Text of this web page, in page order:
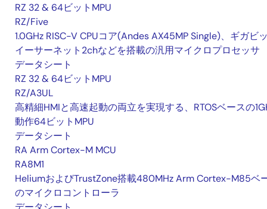
RZ 32 & 64ビットMPU
RZ/Five
1.0GHz RISC-V CPUコア(Andes AX45MP Single)、ギガビ
イーサーネット2chなどを搭載の汎用マイクロプロセッサ
データシート
RZ 32 & 64ビットMPU
RZ/A3UL
高精細HMIと高速起動の両立を実現する、RTOSベースの
動作64ビットMPU
データシート
RA Arm Cortex-M MCU
RA8M1
HeliumおよびTrustZone搭載480MHz Arm Cortex-M85ベ
のマイクロコントローラ